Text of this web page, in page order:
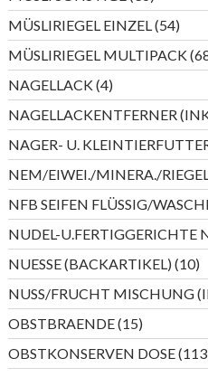
Produkte
MÜSLIRIEGEL EINZEL 5454
MÜSLIRIEGEL MULTIPACK
NAGELLACK 44
Produkte
NAGELLACKENTFERNER
NAGER- U.
NEM/EIWEI./MINERA./
NFB SEIFEN FLÜSSIG/
NUDEL-U.FERTIGGERICHTE
NUESSE (BACKARTIKEL) 1010
NUSS/FRUCHT MISCHUNG
OBSTBRAENDE 1515
Produkte
OBSTKONSERVEN DOSE 113